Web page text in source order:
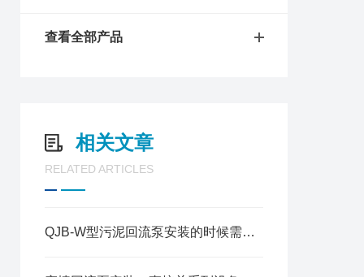
查看全部产品
相关文章
RELATED ARTICLES
QJB-W型污泥回流泵安装的时候需要注意些什么？